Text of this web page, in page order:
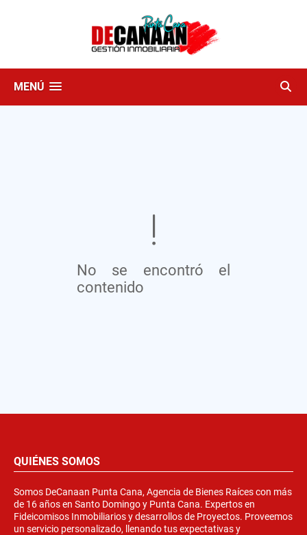
MENÚ
No se encontró el
contenido
QUIÉNES SOMOS
Somos DeCanaan Punta Cana, Agencia de Bienes Raíces con más
de 16 años en Santo Domingo y Punta Cana. Expertos en
Fideicomisos Inmobiliarios y desarrollos de Proyectos. Proveemos
un servicio personalizado, llenando tus expectativas y